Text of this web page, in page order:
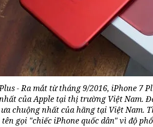
- Ra mắt từ tháng 9/2016, iPhone 7
của Apple tại thị trường Việt Nam.
chuộng nhất của hãng tại Việt Nam.
gọi "chiếc iPhone quốc dân" vì độ